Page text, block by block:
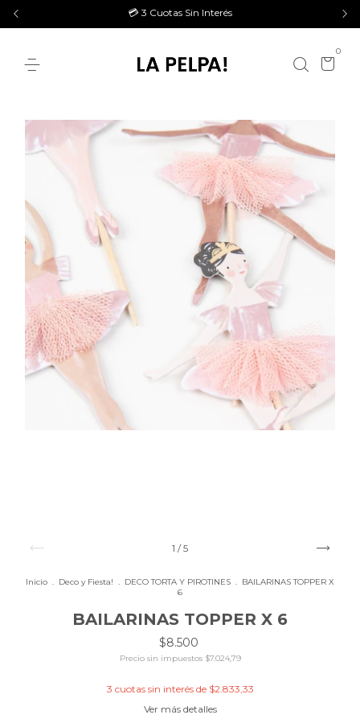
💳 3 Cuotas Sin Interés
0
1 /5
Inicio . Deco y Fiesta! . DECO TORTA Y PIROTINES . BAILARINAS TOPPER X
6
BAILARINAS TOPPER X 6
$8.500
Precio sin impuestos $7.024,79
3 cuotas sin interés de $2.833,33
Ver más detalles